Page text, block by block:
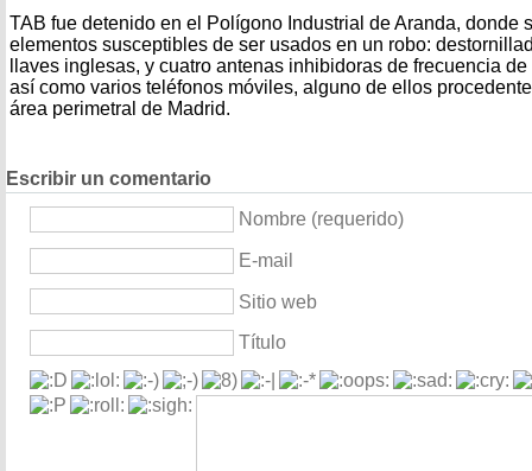
TAB fue detenido en el Polígono Industrial de Aranda, donde
elementos susceptibles de ser usados en un robo:
llaves inglesas, y cuatro antenas inhibidoras de frecuencia
así como varios teléfonos móviles, alguno de ellos
área perimetral de Madrid.
Escribir un comentario
Nombre (requerido)
E-mail
Sitio web
Título